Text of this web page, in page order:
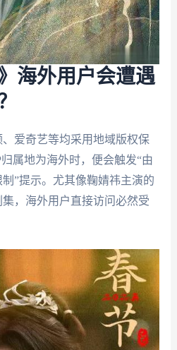
海外用户会遭遇
爱奇艺等均采用地域版权保
属地为海外时，便会触发“由
”提示。尤其像鞠婧祎主演的
集，海外用户直接访问必然受